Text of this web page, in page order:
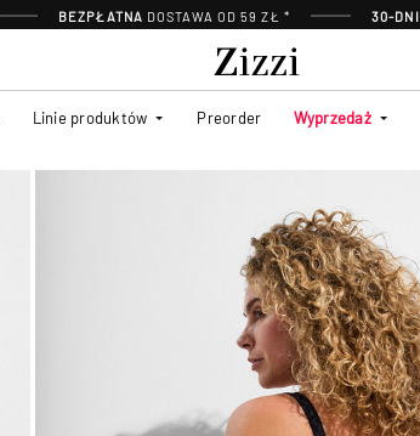
BEZPŁATNA DOSTAWA OD 59 ZŁ * 30-DNI
Linie produktów Preorder Wyprzedaż